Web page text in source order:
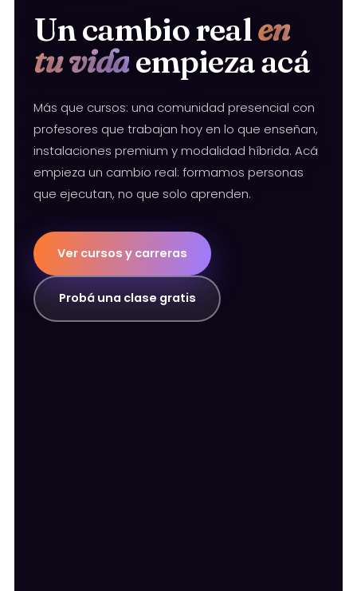
Un cambio realen
tu vidaempieza acá
Más que cursos: una comunidad presencial con
profesores que trabajan hoy en lo que enseñan,
instalaciones premium y modalidad híbrida. Acá
empieza un cambio real: formamos personas
que ejecutan, no que solo aprenden.
Ver cursos y carreras
Probá una clase gratis